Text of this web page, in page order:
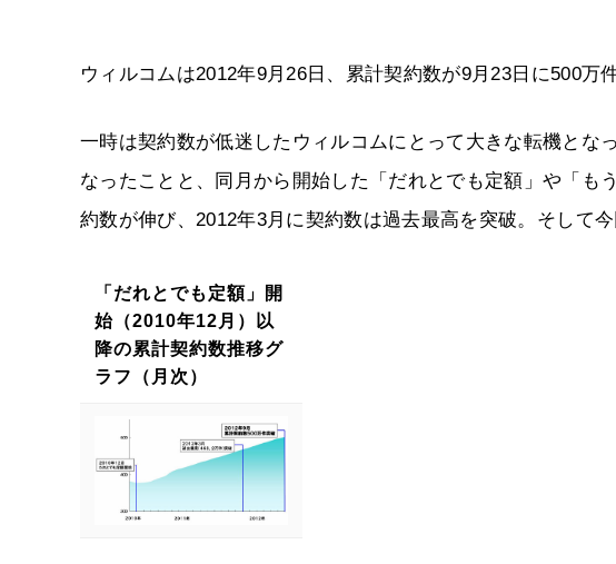
ウィルコムは2012年9月26日、累計契約数が9月23日に500万
一時は契約数が低迷したウィルコムにとって大きな転機とな
なったことと、同月から開始した「だれとでも定額」や「も
約数が伸び、2012年3月に契約数は過去最高を突破。そして
「だれとでも定額」開
始（2010年12月）以
降の累計契約数推移グ
ラフ（月次）